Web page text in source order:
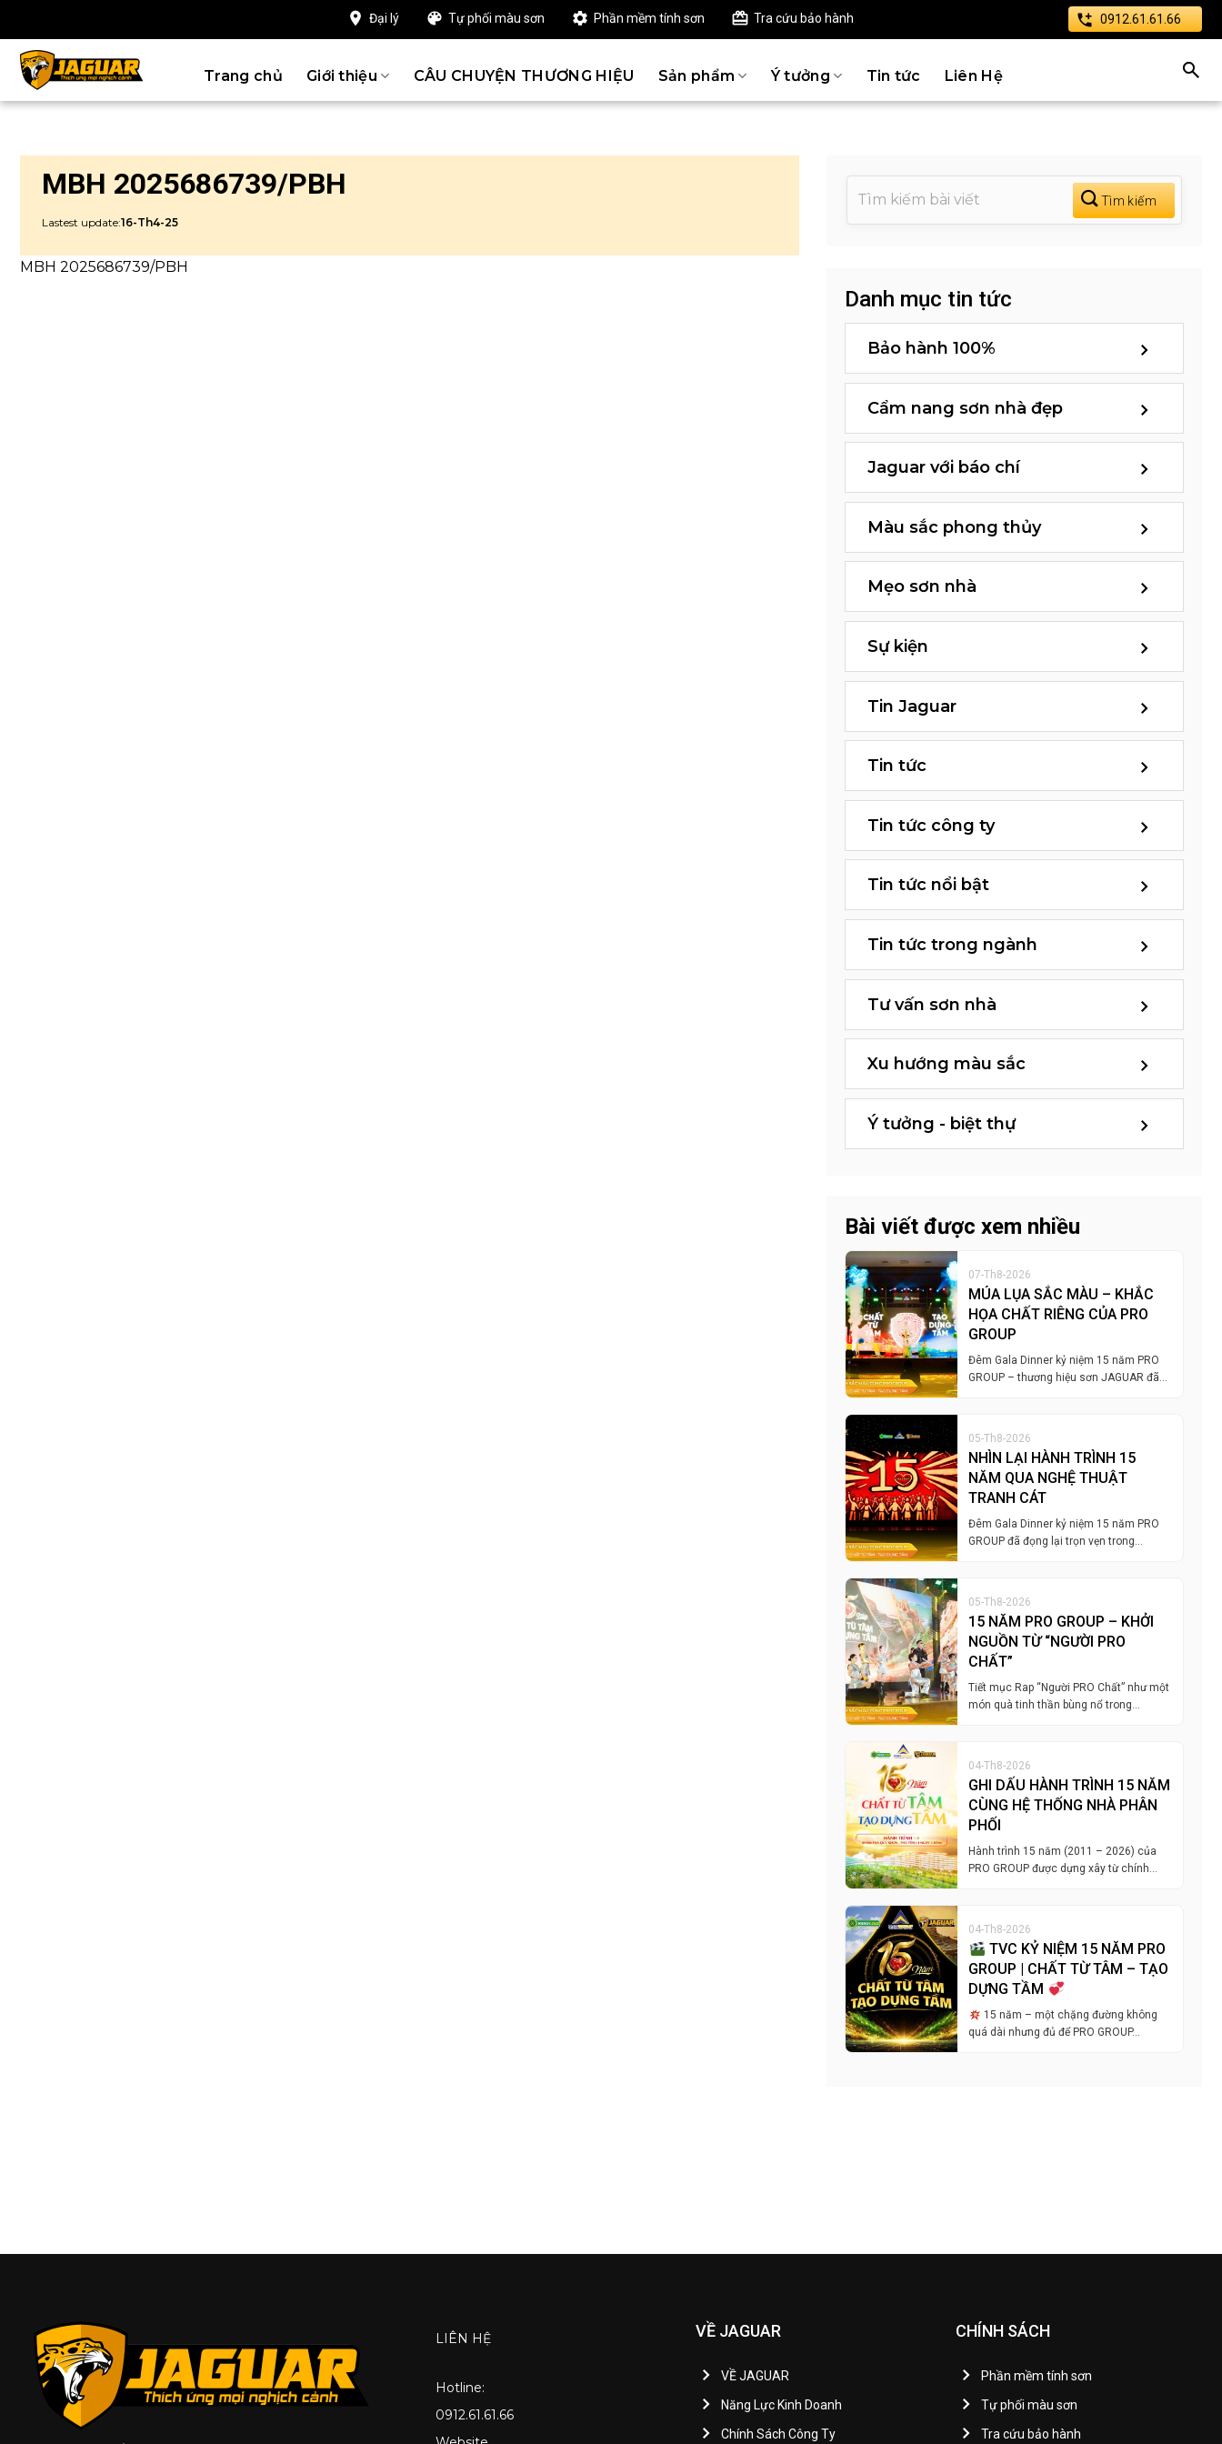
dung
Đại lý Tự phối màu sơn Phần mềm tính sơn Tra cứu bảo hành 0912.61.61.66
Trang chủ Giới thiệu CÂU CHUYỆN THƯƠNG HIỆU Sản phẩm Ý tưởng Tin tức Liên Hệ
MBH 2025686739/PBH
Lastest update:16-Th4-25
MBH 2025686739/PBH
Danh mục tin tức
Bảo hành 100%
Cẩm nang sơn nhà đẹp
Jaguar với báo chí
Màu sắc phong thủy
Mẹo sơn nhà
Sự kiện
Tin Jaguar
Tin tức
Tin tức công ty
Tin tức nổi bật
Tin tức trong ngành
Tư vấn sơn nhà
Xu hướng màu sắc
Ý tưởng - biệt thự
Bài viết được xem nhiều
07-Th8-2026
MÚA LỤA SẮC MÀU – KHẮC
HỌA CHẤT RIÊNG CỦA PRO
GROUP
Đêm Gala Dinner kỷ niệm 15 năm PRO
GROUP – thương hiệu sơn JAGUAR đã…
05-Th8-2026
NHÌN LẠI HÀNH TRÌNH 15
NĂM QUA NGHỆ THUẬT
TRANH CÁT
Đêm Gala Dinner kỷ niệm 15 năm PRO
GROUP đã đọng lại trọn vẹn trong…
05-Th8-2026
15 NĂM PRO GROUP – KHỞI
NGUỒN TỪ “NGƯỜI PRO
CHẤT”
Tiết mục Rap “Người PRO Chất” như một
món quà tinh thần bùng nổ trong…
04-Th8-2026
GHI DẤU HÀNH TRÌNH 15 NĂM
CÙNG HỆ THỐNG NHÀ PHÂN
PHỐI
Hành trình 15 năm (2011 – 2026) của
PRO GROUP được dựng xây từ chính…
04-Th8-2026
TVC KỶ NIỆM 15 NĂM PRO
GROUP | CHẤT TỪ TÂM – TẠO
DỰNG TẦM
15 năm – một chặng đường không
quá dài nhưng đủ để PRO GROUP…
LIÊN HỆ
Hotline:
0912.61.61.66
VỀ JAGUAR
VỀ JAGUAR
Năng Lực Kinh Doanh
Chính Sách Công Ty
CHÍNH SÁCH
Phần mềm tính sơn
Tự phối màu sơn
Tra cứu bảo hành